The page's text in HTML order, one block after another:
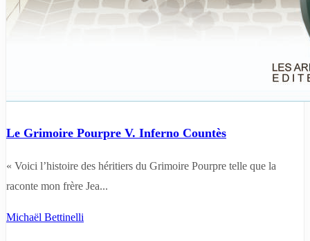
Le Grimoire Pourpre V. Inferno Countès
« Voici l’histoire des héritiers du Grimoire Pourpre telle que la
raconte mon frère Jea...
Michaël Bettinelli